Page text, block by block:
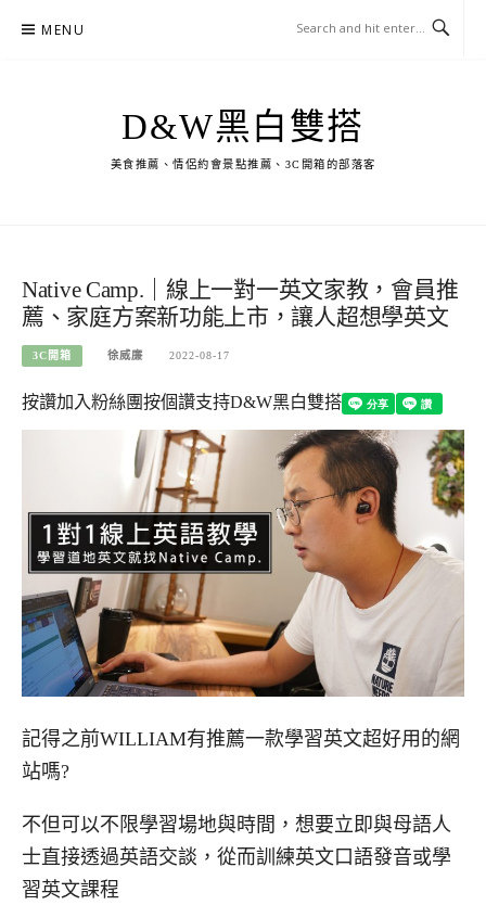
MENU
D&W黑白雙搭
美食推薦、情侶約會景點推薦、3C開箱的部落客
Native Camp.｜線上一對一英文家教，會員推
薦、家庭方案新功能上市，讓人超想學英文
3C開箱 徐威廉 2022-08-17
按讚加入粉絲團按個讚支持D&W黑白雙搭
記得之前WILLIAM有推薦一款學習英文超好用的網
站嗎?
不但可以不限學習場地與時間，想要立即與母語人
士直接透過英語交談，從而訓練英文口語發音或學
習英文課程